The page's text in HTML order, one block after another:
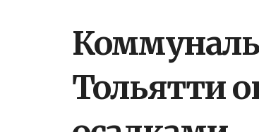
Тольятти